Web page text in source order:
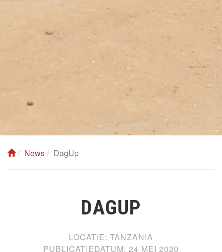
News DagUp
DAGUP
LOCATIE: TANZANIA
PUBLICATIEDATUM: 24 MEI 2020